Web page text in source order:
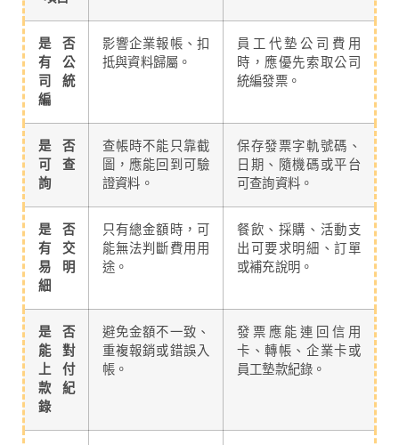
是否
有公
司統
編
影響企業報帳、扣
抵與資料歸屬。
員工代墊公司費用
時，應優先索取公司
統編發票。
是否
可查
詢
查帳時不能只靠截
圖，應能回到可驗
證資料。
保存發票字軌號碼、
日期、隨機碼或平台
可查詢資料。
是否
有交
易明
細
只有總金額時，可
能無法判斷費用用
途。
餐飲、採購、活動支
出可要求明細、訂單
或補充說明。
是否
能對
上付
款紀
錄
避免金額不一致、
重複報銷或錯誤入
帳。
發票應能連回信用
卡、轉帳、企業卡或
員工墊款紀錄。